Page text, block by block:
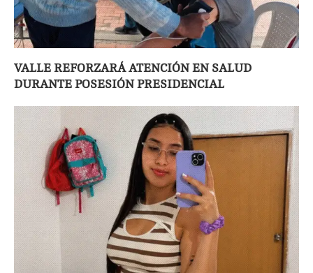
VALLE REFORZARÁ ATENCIÓN EN SALUD
DURANTE POSESIÓN PRESIDENCIAL